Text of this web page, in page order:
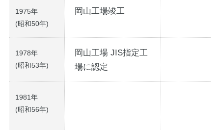
1975年
(昭和50年)
岡山工場竣工
1978年
(昭和53年)
岡山工場 JIS指定工
場に認定
1981年
(昭和56年)